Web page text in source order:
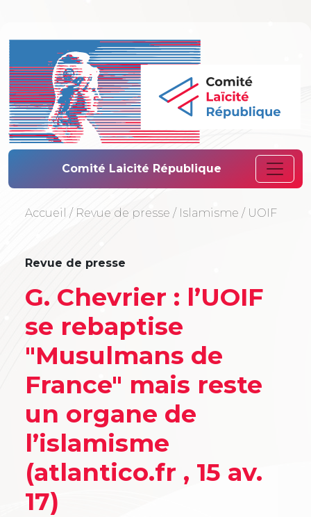
Comité Laïcité
Comité Laicité République
Accueil / Revue de presse / Islamisme / UOIF
Revue de presse
G. Chevrier : l’UOIF
se rebaptise
"Musulmans de
France" mais reste
un organe de
l’islamisme
(atlantico.fr , 15 av.
17)